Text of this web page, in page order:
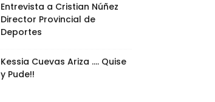
Entrevista a Cristian Núñez
Director Provincial de
Deportes
Kessia Cuevas Ariza .... Quise
y Pude!!